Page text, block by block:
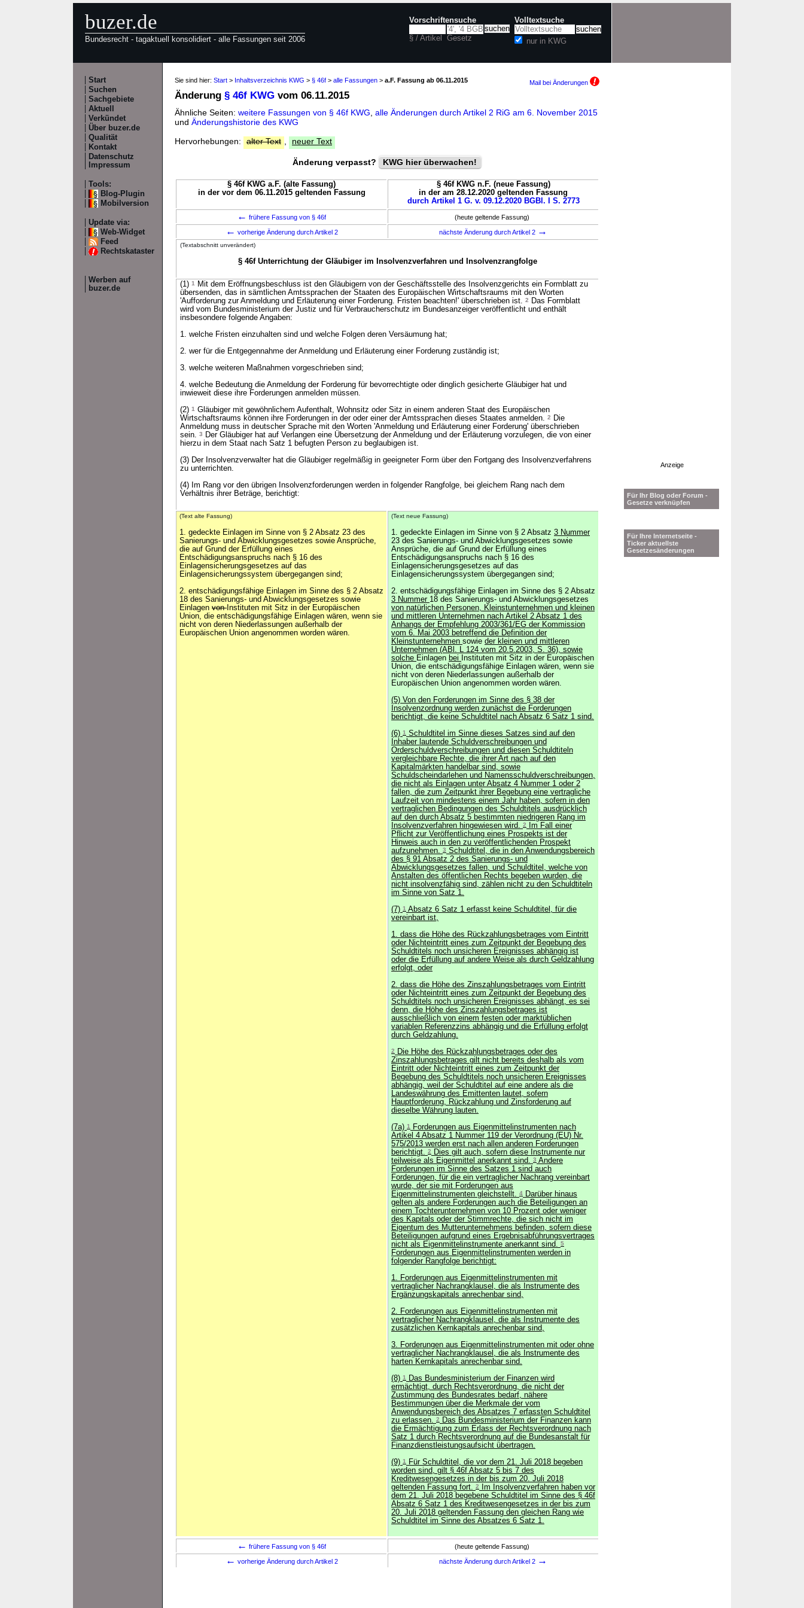
buzer.de
Bundesrecht - tagaktuell konsolidiert - alle Fassungen seit 2006
Vorschriftensuche
§ / Artikel Gesetz
Volltextsuche
nur in KWG
Start
Suchen
Sachgebiete
Aktuell
Verkündet
Über buzer.de
Qualität
Kontakt
Datenschutz
Impressum
Tools:
Blog-Plugin
Mobilversion
Update via:
Web-Widget
Feed
Rechtskataster
Werben auf
buzer.de
Sie sind hier: Start > Inhaltsverzeichnis KWG > § 46f > alle Fassungen > a.F. Fassung ab 06.11.2015 Mail bei Änderungen
Änderung § 46f KWG vom 06.11.2015
Ähnliche Seiten: weitere Fassungen von § 46f KWG alle Änderungen durch Artikel 2 RiG am 6. November 2015
und Änderungshistorie des KWG
Hervorhebungen:
alter Text neuer Text
Änderung verpasst? KWG hier überwachen!
§ 46f KWG a.F. (alte Fassung)
in der vor dem 06.11.2015 geltenden Fassung
§ 46f KWG n.F. (neue Fassung)
in der am 28.12.2020 geltenden Fassung
durch Artikel 1 G. v. 09.12.2020 BGBl. I S. 2773
← frühere Fassung von § 46f (heute geltende Fassung)
← vorherige Änderung durch Artikel 2 nächste Änderung durch Artikel 2 →
(Textabschnitt unverändert)
§ 46f Unterrichtung der Gläubiger im Insolvenzverfahren und Insolvenzrangfolge
(1) 1
Mit dem Eröffnungsbeschluss ist den Gläubigern von der Geschäftsstelle des Insolvenzgerichts ein Formblatt zu
übersenden, das in sämtlichen Amtssprachen der Staaten des Europäischen Wirtschaftsraums mit den Worten
'Aufforderung zur Anmeldung und Erläuterung einer Forderung. Fristen beachten!' überschrieben ist. 2
Das Formblatt
wird vom Bundesministerium der Justiz und für Verbraucherschutz im Bundesanzeiger veröffentlicht und enthält
insbesondere folgende Angaben:
1. welche Fristen einzuhalten sind und welche Folgen deren Versäumung hat;
2. wer für die Entgegennahme der Anmeldung und Erläuterung einer Forderung zuständig ist;
3. welche weiteren Maßnahmen vorgeschrieben sind;
4. welche Bedeutung die Anmeldung der Forderung für bevorrechtigte oder dinglich gesicherte Gläubiger hat und
inwieweit diese ihre Forderungen anmelden müssen.
(2) 1 Gläubiger mit gewöhnlichem Aufenthalt, Wohnsitz oder Sitz in einem anderen Staat des Europäischen
Wirtschaftsraums können ihre Forderungen in der oder einer der Amtssprachen dieses Staates anmelden. 2
Die
Anmeldung muss in deutscher Sprache mit den Worten 'Anmeldung und Erläuterung einer Forderung' überschrieben
sein. 3
Der Gläubiger hat auf Verlangen eine Übersetzung der Anmeldung und der Erläuterung vorzulegen, die von einer
hierzu in dem Staat nach Satz 1 befugten Person zu beglaubigen ist.
(3) Der Insolvenzverwalter hat die Gläubiger regelmäßig in geeigneter Form über den Fortgang des Insolvenzverfahrens
zu unterrichten.
(4) Im Rang vor den übrigen Insolvenzforderungen werden in folgender Rangfolge, bei gleichem Rang nach dem
Verhältnis ihrer Beträge, berichtigt:
(Text alte Fassung)
1. gedeckte Einlagen im Sinne von § 2 Absatz 23 des
Sanierungs- und Abwicklungsgesetzes sowie Ansprüche,
die auf Grund der Erfüllung eines
Entschädigungsanspruchs nach § 16 des
Einlagensicherungsgesetzes auf das
Einlagensicherungssystem übergegangen sind;
2. entschädigungsfähige Einlagen im Sinne des § 2 Absatz
18 des Sanierungs- und Abwicklungsgesetzes sowie
Einlagen von Instituten mit Sitz in der Europäischen
Union, die entschädigungsfähige Einlagen wären, wenn sie
nicht von deren Niederlassungen außerhalb der
Europäischen Union angenommen worden wären.
(Text neue Fassung)
1. gedeckte Einlagen im Sinne von § 2 Absatz 3 Nummer
23 des Sanierungs- und Abwicklungsgesetzes sowie
Ansprüche, die auf Grund der Erfüllung eines
Entschädigungsanspruchs nach § 16 des
Einlagensicherungsgesetzes auf das
Einlagensicherungssystem übergegangen sind;
2. entschädigungsfähige Einlagen im Sinne des § 2 Absatz
3 Nummer 18 des Sanierungs- und Abwicklungsgesetzes
von natürlichen Personen, Kleinstunternehmen und kleinen
und mittleren Unternehmen nach Artikel 2 Absatz 1 des
Anhangs der Empfehlung 2003/361/EG der Kommission
vom 6. Mai 2003 betreffend die Definition der
Kleinstunternehmen sowie der kleinen und mittleren
Unternehmen (ABl. L 124 vom 20.5.2003, S. 36), sowie
solche Einlagen bei
Instituten mit Sitz in der Europäischen
Union, die entschädigungsfähige Einlagen wären, wenn sie
nicht von deren Niederlassungen außerhalb der
Europäischen Union angenommen worden wären.
(5) Von den Forderungen im Sinne des § 38 der
Insolvenzordnung werden zunächst die Forderungen
berichtigt, die keine Schuldtitel nach Absatz 6 Satz 1 sind.
(6) 1 Schuldtitel im Sinne dieses Satzes sind auf den
Inhaber lautende Schuldverschreibungen und
Orderschuldverschreibungen und diesen Schuldtiteln
vergleichbare Rechte, die ihrer Art nach auf den
Kapitalmärkten handelbar sind, sowie
Schuldscheindarlehen und Namensschuldverschreibungen,
die nicht als Einlagen unter Absatz 4 Nummer 1 oder 2
fallen, die zum Zeitpunkt ihrer Begebung eine vertragliche
Laufzeit von mindestens einem Jahr haben, sofern in den
vertraglichen Bedingungen des Schuldtitels ausdrücklich
auf den durch Absatz 5 bestimmten niedrigeren Rang im
Insolvenzverfahren hingewiesen wird. 2
Im Fall einer
Pflicht zur Veröffentlichung eines Prospekts ist der
Hinweis auch in den zu veröffentlichenden Prospekt
aufzunehmen. 3 Schuldtitel, die in den Anwendungsbereich
des § 91 Absatz 2 des Sanierungs- und
Abwicklungsgesetzes fallen, und Schuldtitel, welche von
Anstalten des öffentlichen Rechts begeben wurden, die
nicht insolvenzfähig sind, zählen nicht zu den Schuldtiteln
im Sinne von Satz 1.
(7) 1 Absatz 6 Satz 1 erfasst keine Schuldtitel, für die
vereinbart ist,
1. dass die Höhe des Rückzahlungsbetrages vom Eintritt
oder Nichteintritt eines zum Zeitpunkt der Begebung des
Schuldtitels noch unsicheren Ereignisses abhängig ist
oder die Erfüllung auf andere Weise als durch Geldzahlung
erfolgt, oder
2. dass die Höhe des Zinszahlungsbetrages vom Eintritt
oder Nichteintritt eines zum Zeitpunkt der Begebung des
Schuldtitels noch unsicheren Ereignisses abhängt, es sei
denn, die Höhe des Zinszahlungsbetrages ist
ausschließlich von einem festen oder marktüblichen
variablen Referenzzins abhängig und die Erfüllung erfolgt
durch Geldzahlung.
2
Die Höhe des Rückzahlungsbetrages oder des
Zinszahlungsbetrages gilt nicht bereits deshalb als vom
Eintritt oder Nichteintritt eines zum Zeitpunkt der
Begebung des Schuldtitels noch unsicheren Ereignisses
abhängig, weil der Schuldtitel auf eine andere als die
Landeswährung des Emittenten lautet, sofern
Hauptforderung, Rückzahlung und Zinsforderung auf
dieselbe Währung lauten.
(7a) 1
Forderungen aus Eigenmittelinstrumenten nach
Artikel 4 Absatz 1 Nummer 119 der Verordnung (EU) Nr.
575/2013 werden erst nach allen anderen Forderungen
berichtigt. 2
Dies gilt auch, sofern diese Instrumente nur
teilweise als Eigenmittel anerkannt sind. 3 Andere
Forderungen im Sinne des Satzes 1 sind auch
Forderungen, für die ein vertraglicher Nachrang vereinbart
wurde, der sie mit Forderungen aus
Eigenmittelinstrumenten gleichstellt. 4 Darüber hinaus
gelten als andere Forderungen auch die Beteiligungen an
einem Tochterunternehmen von 10 Prozent oder weniger
des Kapitals oder der Stimmrechte, die sich nicht im
Eigentum des Mutterunternehmens befinden, sofern diese
Beteiligungen aufgrund eines Ergebnisabführungsvertrages
nicht als Eigenmittelinstrumente anerkannt sind. 5
Forderungen aus Eigenmittelinstrumenten werden in
folgender Rangfolge berichtigt:
1. Forderungen aus Eigenmittelinstrumenten mit
vertraglicher Nachrangklausel, die als Instrumente des
Ergänzungskapitals anrechenbar sind,
2. Forderungen aus Eigenmittelinstrumenten mit
vertraglicher Nachrangklausel, die als Instrumente des
zusätzlichen Kernkapitals anrechenbar sind,
3. Forderungen aus Eigenmittelinstrumenten mit oder ohne
vertraglicher Nachrangklausel, die als Instrumente des
harten Kernkapitals anrechenbar sind.
(8) 1
Das Bundesministerium der Finanzen wird
ermächtigt, durch Rechtsverordnung, die nicht der
Zustimmung des Bundesrates bedarf, nähere
Bestimmungen über die Merkmale der vom
Anwendungsbereich des Absatzes 7 erfassten Schuldtitel
zu erlassen. 2
Das Bundesministerium der Finanzen kann
die Ermächtigung zum Erlass der Rechtsverordnung nach
Satz 1 durch Rechtsverordnung auf die Bundesanstalt für
Finanzdienstleistungsaufsicht übertragen.
(9) 1
Für Schuldtitel, die vor dem 21. Juli 2018 begeben
worden sind, gilt § 46f Absatz 5 bis 7 des
Kreditwesengesetzes in der bis zum 20. Juli 2018
geltenden Fassung fort. 2
Im Insolvenzverfahren haben vor
dem 21. Juli 2018 begebene Schuldtitel im Sinne des § 46f
Absatz 6 Satz 1 des Kreditwesengesetzes in der bis zum
20. Juli 2018 geltenden Fassung den gleichen Rang wie
Schuldtitel im Sinne des Absatzes 6 Satz 1.
← frühere Fassung von § 46f (heute geltende Fassung)
← vorherige Änderung durch Artikel 2 nächste Änderung durch Artikel 2 →
Anzeige
Für Ihr Blog oder Forum -
Gesetze verknüpfen
Für Ihre Internetseite -
Ticker aktuellste
Gesetzesänderungen